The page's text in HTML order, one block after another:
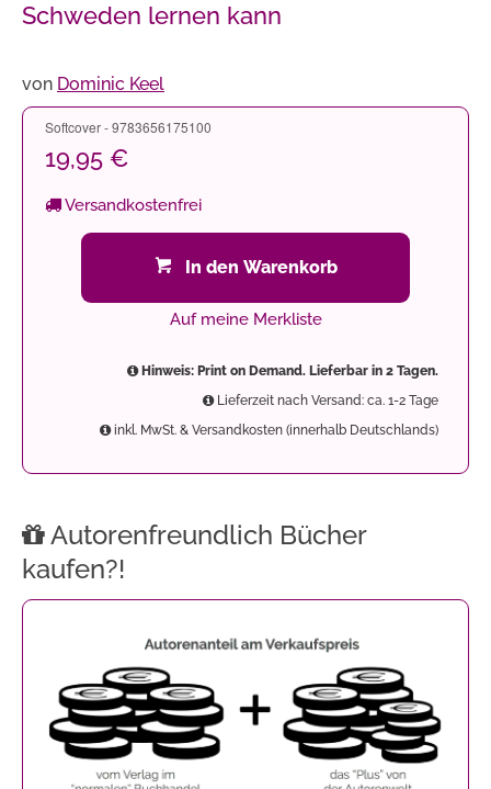
Schweden lernen kann
von Dominic Keel
Softcover - 9783656175100
19,95 €
Versandkostenfrei
In den Warenkorb
Auf meine Merkliste
Hinweis: Print on Demand. Lieferbar in 2 Tagen.
Lieferzeit nach Versand: ca. 1-2 Tage
inkl. MwSt. & Versandkosten (innerhalb Deutschlands)
Autorenfreundlich Bücher
kaufen?!